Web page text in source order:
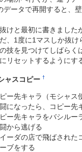
データで再開すると、
けと最初に書きました
、1度に1マスしか抜け
技を見つけてしばらく
リセットするようにす
ャスコピー †
ー先キャラ（モシャス
になったら、コピー先
ー先キャラをバシルー
から逃げる
ーダの店で飛ばされた
ブをする